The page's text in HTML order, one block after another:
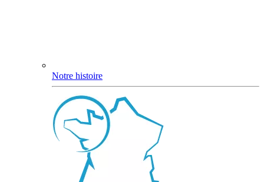
Notre histoire